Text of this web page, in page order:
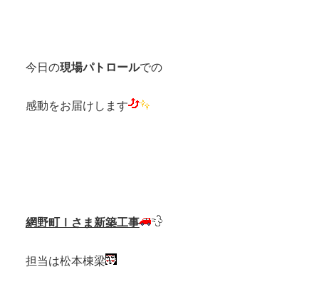
今日の現場パトロールでの
感動をお届けします
網野町Ⅰさま新築工事
担当は松本棟梁